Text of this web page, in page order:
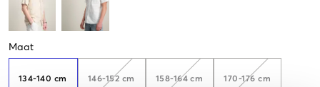
Maat
134-140 cm 146-152 cm 158-164 cm 170-176 cm